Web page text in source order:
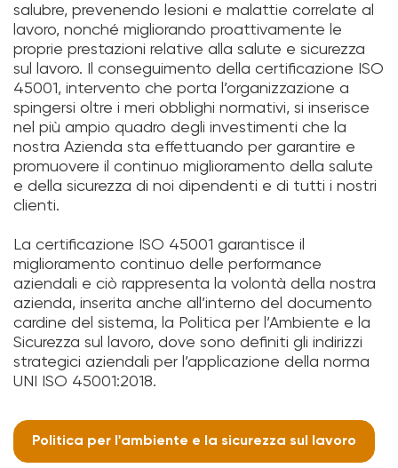
salubre, prevenendo lesioni e malattie correlate al
lavoro, nonché migliorando proattivamente le
proprie prestazioni relative alla salute e sicurezza
sul lavoro. Il conseguimento della certificazione ISO
45001, intervento che porta l’organizzazione a
spingersi oltre i meri obblighi normativi, si inserisce
nel più ampio quadro degli investimenti che la
nostra Azienda sta effettuando per garantire e
promuovere il continuo miglioramento della salute
e della sicurezza di noi dipendenti e di tutti i nostri
clienti.
La certificazione ISO 45001 garantisce il
miglioramento continuo delle performance
aziendali e ciò rappresenta la volontà della nostra
azienda, inserita anche all’interno del documento
cardine del sistema, la Politica per l’Ambiente e la
Sicurezza sul lavoro, dove sono definiti gli indirizzi
strategici aziendali per l’applicazione della norma
UNI ISO 45001:2018.
Politica per l'ambiente e la sicurezza sul lavoro